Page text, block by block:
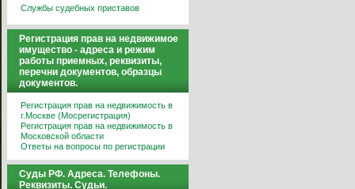
Службы судебных приставов
Регистрация прав на недвижимое
имущество - адреса и режим
работы приемных, реквизиты,
перечни документов, образцы
документов.
Регистрация прав на недвижимость в
г.Москве (Мосрегистрация)
Регистрация прав на недвижимость в
Московской области
Ответы на вопросы по регистрации
Суды РФ. Адреса. Телефоны.
Реквизиты. Судьи.